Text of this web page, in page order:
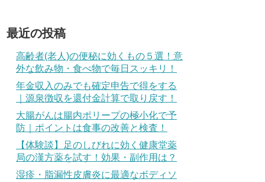
高齢者(老人)の便秘に効くもの５選！意外
な飲み物・食べ物で毎日スッキリ！
認知機能検査の体験記（談）-受験準備を
したので楽勝でした！